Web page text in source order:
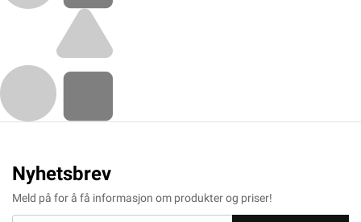
Nyhetsbrev
Meld på for å få informasjon om produkter og priser!